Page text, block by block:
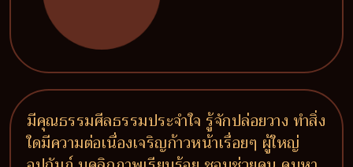
มีคุณธรรมศีลธรรมประจำใจ รู้จักปล่อยวาง ทำสิ่ง
ใดมีความต่อเนื่องเจริญก้าวหน้าเรื่อยๆ ผู้ใหญ่